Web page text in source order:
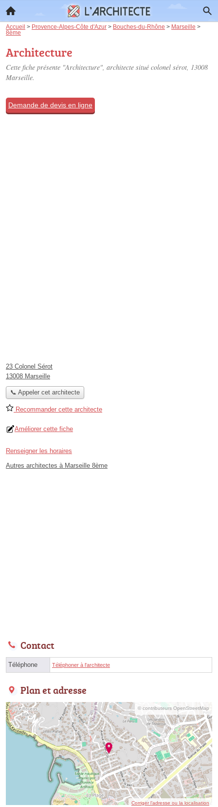
Accueil > Provence-Alpes-Côte d'Azur > Bouches-du-Rhône > Marseille >
8ème
Architecture
Cette fiche présente "Architecture", architecte situé colonel sérot, 13008
Marseille.
Demande de devis en ligne
23 Colonel Sérot
13008 Marseille
📞 Appeler cet architecte
Recommander cette architecte
Améliorer cette fiche
Renseigner les horaires
Autres architectes à Marseille 8ème
Contact
Téléphone Téléphoner à l'architecte
Plan et adresse
© contributeurs OpenStreetMap
Corriger l’adresse ou la localisation